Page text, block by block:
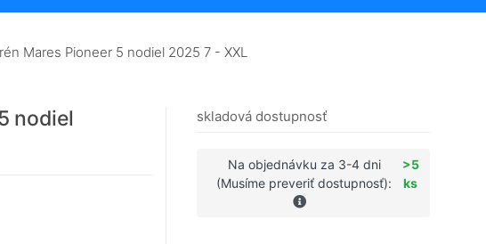
Mares Pioneer 5 nodiel 2025 7 - XXL
nodiel
skladová dostupnosť
Na objednávku za 3-4 dni
(Musíme preveriť dostupnosť):
>5
ks